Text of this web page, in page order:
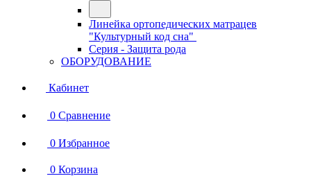
Линейка ортопедических матрацев
"Культурный код сна"
Серия - Защита рода
ОБОРУДОВАНИЕ
Кабинет
0 Сравнение
0 Избранное
0 Корзина